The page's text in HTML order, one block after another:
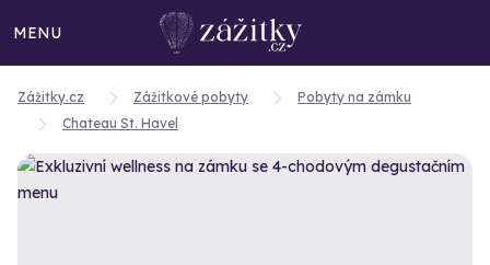
MENU
Zážitky.cz Zážitkové pobyty
Pobyty na zámku
Chateau St. Havel